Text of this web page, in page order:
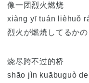
像一团烈火燃烧
xiàng yī tuán lièhuǒ
烈火が燃焼してるかの
烧尽跨不过的桥
shāo jìn kuābuguò